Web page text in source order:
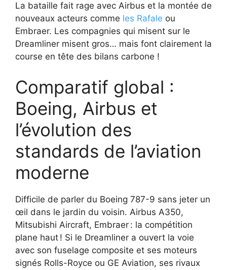
La bataille fait rage avec Airbus et la montée de
nouveaux acteurs comme les Rafale ou
Embraer. Les compagnies qui misent sur le
Dreamliner misent gros… mais font clairement la
course en tête des bilans carbone !
Comparatif global :
Boeing, Airbus et
l’évolution des
standards de l’aviation
moderne
Difficile de parler du Boeing 787-9 sans jeter un
œil dans le jardin du voisin. Airbus A350,
Mitsubishi Aircraft, Embraer : la compétition
plane haut ! Si le Dreamliner a ouvert la voie
avec son fuselage composite et ses moteurs
signés Rolls-Royce ou GE Aviation, ses rivaux